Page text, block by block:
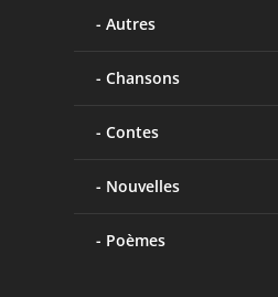
Autres
Chansons
Contes
Nouvelles
Poèmes